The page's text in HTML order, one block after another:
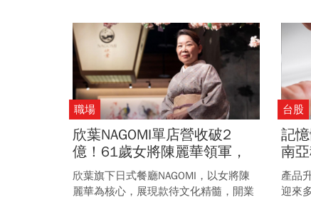
這是該指數第二次納入虧損個股。
行，
將會
職場
欣葉NAGOMI單店營收破2
億！61歲女將陳麗華領軍，
日本款待文化、超強「閱讀空
氣」，孫道存都指名她
欣葉旗下日式餐廳NAGOMI，以女將陳
麗華為核心，展現款待文化精髓，開業
台股
記
南
威
股
產品
迎來